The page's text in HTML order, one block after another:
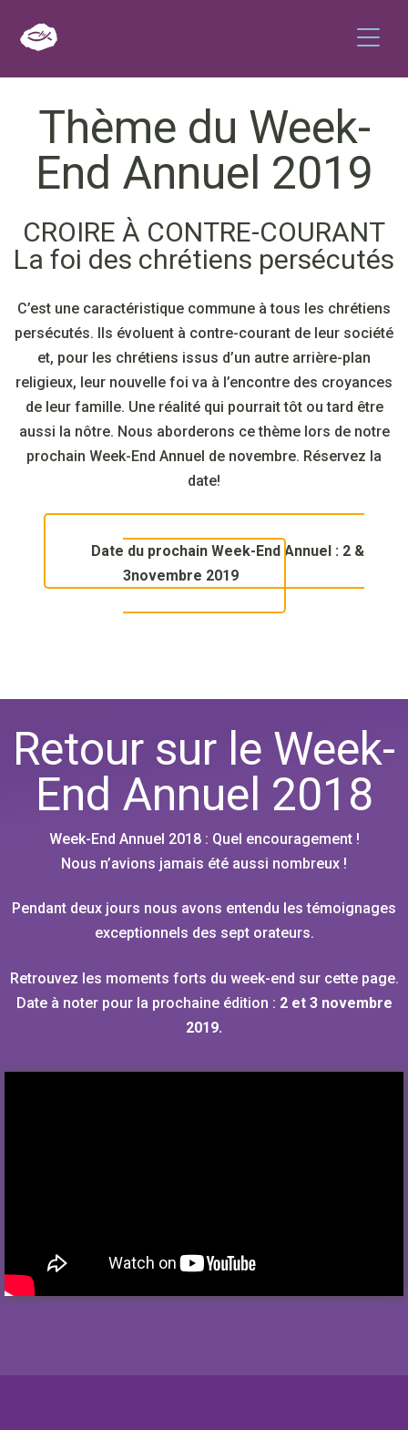
Thème du Week-
End Annuel 2019
CROIRE À CONTRE-COURANT
La foi des chrétiens persécutés
C’est une caractéristique commune à tous les chrétiens
persécutés. Ils évoluent à contre-courant de leur société
et, pour les chrétiens issus d’un autre arrière-plan
religieux, leur nouvelle foi va à l’encontre des croyances
de leur famille. Une réalité qui pourrait tôt ou tard être
aussi la nôtre. Nous aborderons ce thème lors de notre
prochain Week-End Annuel de novembre. Réservez la
date!
Date du prochain Week-End Annuel : 2 &
3novembre 2019
Retour sur le Week-
End Annuel 2018
Week-End Annuel 2018 : Quel encouragement !
Nous n’avions jamais été aussi nombreux !
Pendant deux jours nous avons entendu les témoignages
exceptionnels des sept orateurs.
Retrouvez les moments forts du week-end sur cette page.
Date à noter pour la prochaine édition : 2 et 3 novembre
2019.